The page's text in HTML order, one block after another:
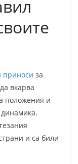
приноси за
вкарва
положения и
и са били